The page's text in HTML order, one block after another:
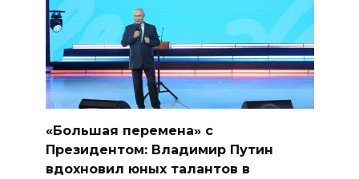
«Большая перемена» с
Президентом: Владимир Путин
вдохновил юных талантов в